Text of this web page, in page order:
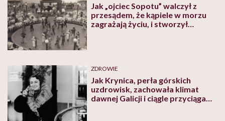
Jak „ojciec Sopotu” walczył z
przesądem, że kąpiele w morzu
zagrażają życiu, i stworzył
ZDROWIE
Jak Krynica, perła górskich
uzdrowisk, zachowała klimat
dawnej Galicji i ciągle przyciąga